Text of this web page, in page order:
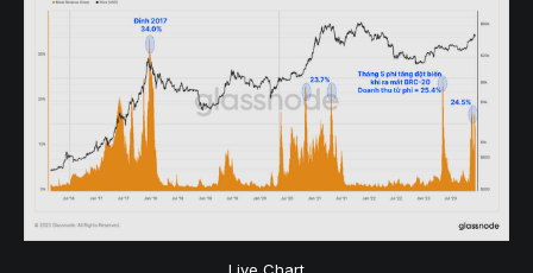
Live Chart